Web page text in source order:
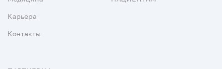
Карьера
Контакты